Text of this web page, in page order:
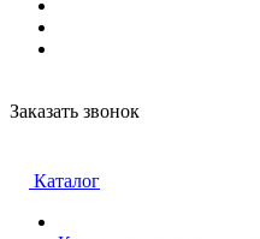
Заказать звонок
Каталог